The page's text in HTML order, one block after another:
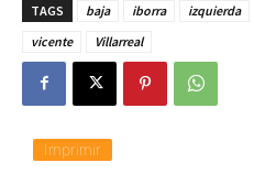
TAGS baja iborra izquierda
vicente
Villarreal
Imprimir